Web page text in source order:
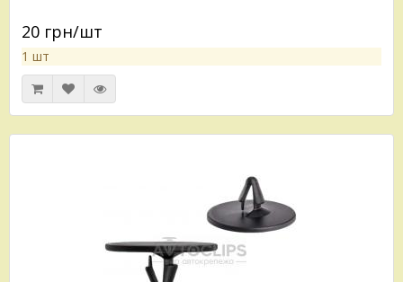
20 грн/шт
1 шт